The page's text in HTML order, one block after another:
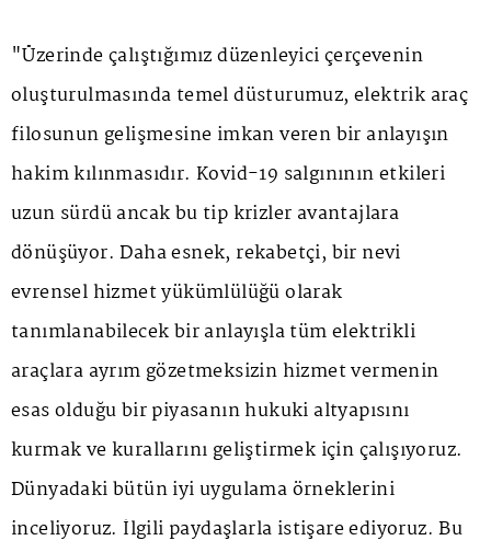
"Üzerinde çalıştığımız düzenleyici çerçevenin
oluşturulmasında temel düsturumuz, elektrik araç
filosunun gelişmesine imkan veren bir anlayışın
hakim kılınmasıdır. Kovid-19 salgınının etkileri
uzun sürdü ancak bu tip krizler avantajlara
dönüşüyor. Daha esnek, rekabetçi, bir nevi
evrensel hizmet yükümlülüğü olarak
tanımlanabilecek bir anlayışla tüm elektrikli
araçlara ayrım gözetmeksizin hizmet vermenin
esas olduğu bir piyasanın hukuki altyapısını
kurmak ve kurallarını geliştirmek için çalışıyoruz.
Dünyadaki bütün iyi uygulama örneklerini
inceliyoruz. İlgili paydaşlarla istişare ediyoruz. Bu